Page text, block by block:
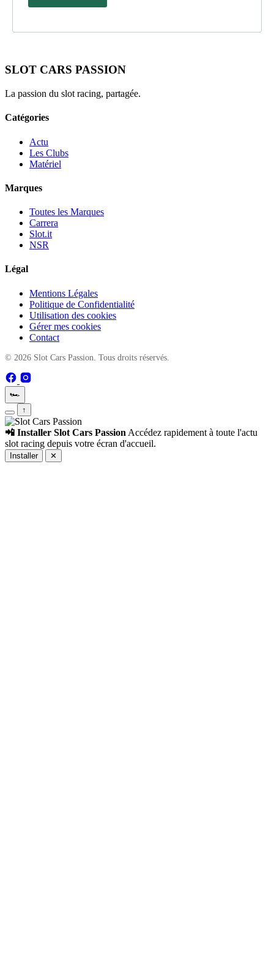
SLOT CARS PASSION
La passion du slot racing, partagée.
Catégories
Actu
Les Clubs
Matériel
Marques
Toutes les Marques
Carrera
Slot.it
NSR
Légal
Mentions Légales
Politique de Confidentialité
Utilisation des cookies
Gérer mes cookies
Contact
© 2026 Slot Cars Passion. Tous droits réservés.
🏎️
↑
📲 Installer Slot Cars Passion Accédez rapidement à toute l'actu
slot racing depuis votre écran d'accueil.
Installer ✕